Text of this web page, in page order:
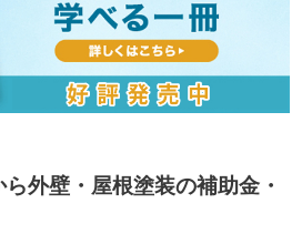
外壁・屋根塗装の補助金・